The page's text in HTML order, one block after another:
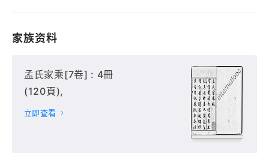
家族资料
孟氏家乘[7卷] : 4冊
(120頁),
立即查看